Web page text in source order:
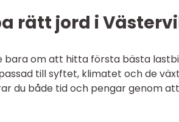
rätt jord i
bara om att hitta första bästa
till syftet, klimatet och de
du både tid och pengar genom